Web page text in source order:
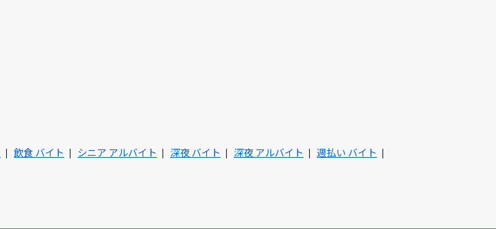
飲食 バイト シニア アルバイト 深夜 バイト 深夜 アルバイト
週払い バイト